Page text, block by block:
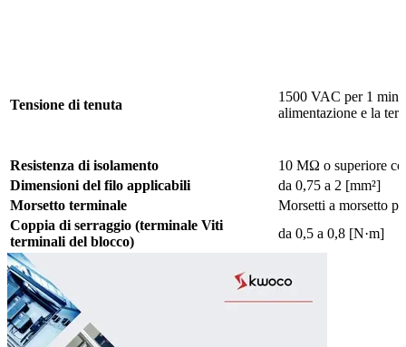
Tensione di tenuta
1500 VAC per 1
alimentazione e la
Resistenza di isolamento
10 MΩ o superiore
Dimensioni del filo applicabili
da 0,75 a 2 [mm²]
Morsetto terminale
Morsetti a morsetto
Coppia di serraggio (terminale Viti
terminali del blocco)
da 0,5 a 0,8 [N·m]